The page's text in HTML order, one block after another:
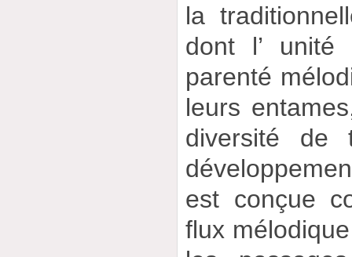
la
dont l’
parenté
leurs
diversité de
est conçue
flux